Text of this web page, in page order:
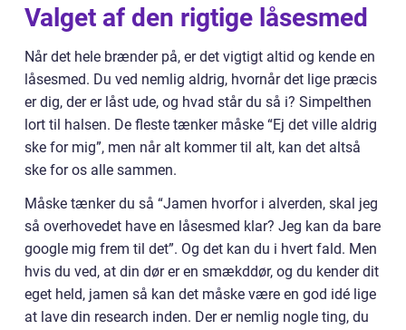
Valget af den rigtige låsesmed
Når det hele brænder på, er det vigtigt altid og kende en
låsesmed. Du ved nemlig aldrig, hvornår det lige præcis
er dig, der er låst ude, og hvad står du så i? Simpelthen
lort til halsen. De fleste tænker måske “Ej det ville aldrig
ske for mig”, men når alt kommer til alt, kan det altså
ske for os alle sammen.
Måske tænker du så “Jamen hvorfor i alverden, skal jeg
så overhovedet have en låsesmed klar? Jeg kan da bare
google mig frem til det”. Og det kan du i hvert fald. Men
hvis du ved, at din dør er en smækddør, og du kender dit
eget held, jamen så kan det måske være en god idé lige
at lave din research inden. Der er nemlig nogle ting, du